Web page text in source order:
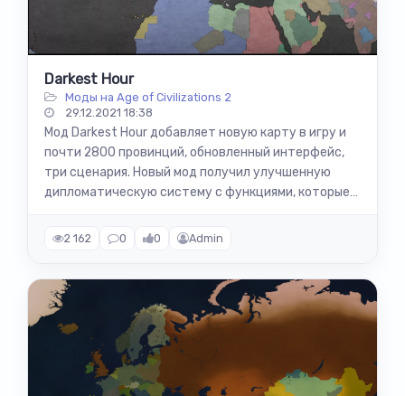
Darkest Hour
Моды на Age of Civilizations 2
29.12.2021 18:38
Мод Darkest Hour добавляет новую карту в игру и
почти 2800 провинций, обновленный интерфейс,
три сценария. Новый мод получил улучшенную
дипломатическую систему с функциями, которые
2 162 0 0 Admin